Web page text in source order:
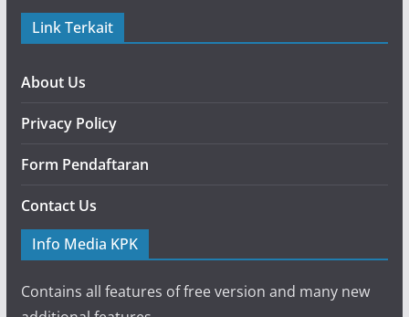
Link Terkait
About Us
Privacy Policy
Form Pendaftaran
Contact Us
Info Media KPK
Contains all features of free version and many new